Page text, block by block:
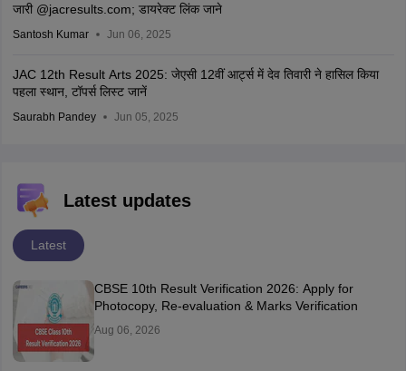
जारी @jacresults.com; डायरेक्ट लिंक जाने
Santosh Kumar Jun 06, 2025
JAC 12th Result Arts 2025: जेएसी 12वीं आर्ट्स में देव तिवारी ने हासिल किया
पहला स्थान, टॉपर्स लिस्ट जानें
Saurabh Pandey Jun 05, 2025
Latest updates
Latest
CBSE 10th Result Verification 2026: Apply for
Photocopy, Re-evaluation & Marks Verification
Aug 06, 2026